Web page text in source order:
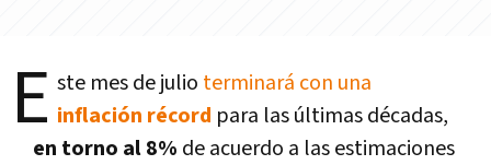
E ste mes de julio terminará con una
inflación récord para las últimas décadas,
en torno al 8% de acuerdo a las estimaciones